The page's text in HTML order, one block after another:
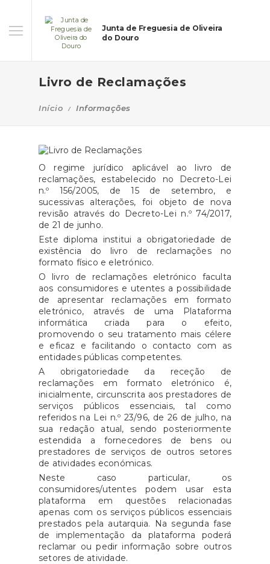
Junta de Freguesia de Oliveira
do Douro
Livro de Reclamações
Início Informações
O regime jurídico aplicável ao livro de
reclamações, estabelecido no Decreto-Lei
n.º 156/2005, de 15 de setembro, e
sucessivas alterações, foi objeto de nova
revisão através do Decreto-Lei n.º 74/2017,
de 21 de junho.
Este diploma institui a obrigatoriedade de
existência do livro de reclamações no
formato físico e eletrónico.
O livro de reclamações eletrónico faculta
aos consumidores e utentes a possibilidade
de apresentar reclamações em formato
eletrónico, através de uma Plataforma
informática criada para o efeito,
promovendo o seu tratamento mais célere
e eficaz e facilitando o contacto com as
entidades públicas competentes.
A obrigatoriedade da receção de
reclamações em formato eletrónico é,
inicialmente, circunscrita aos prestadores de
serviços públicos essenciais, tal como
referidos na Lei n.º 23/96, de 26 de julho, na
sua redação atual, sendo posteriormente
estendida a fornecedores de bens ou
prestadores de serviços de outros setores
de atividades económicas.
Neste caso particular, os
consumidores/utentes podem usar esta
plataforma em questões relacionadas
apenas com os serviços públicos essenciais
prestados pela autarquia. Na segunda fase
de implementação da plataforma poderá
reclamar ou pedir informação sobre outros
setores de atividade.